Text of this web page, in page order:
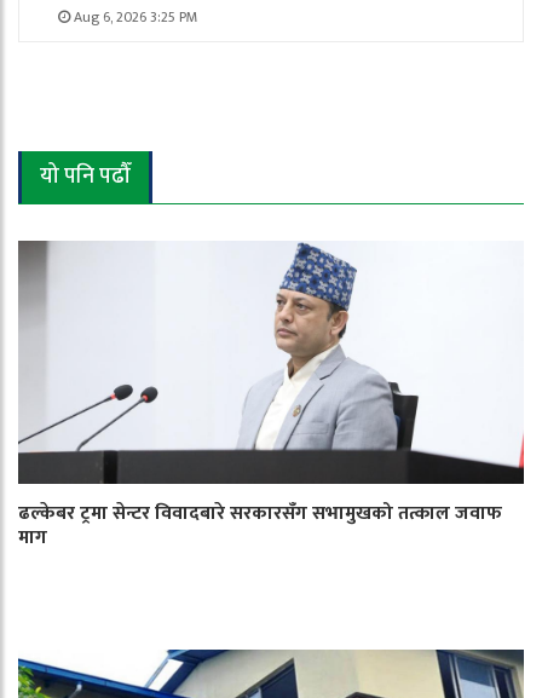
Aug 6, 2026 3:25 PM
यो पनि पढौँ
ढल्केबर ट्रमा सेन्टर विवादबारे सरकारसँग सभामुखको तत्काल जवाफ
माग